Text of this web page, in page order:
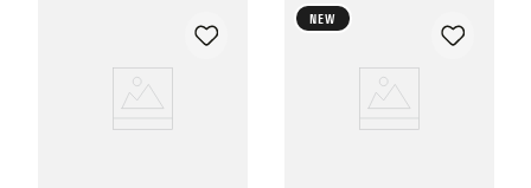
NEW